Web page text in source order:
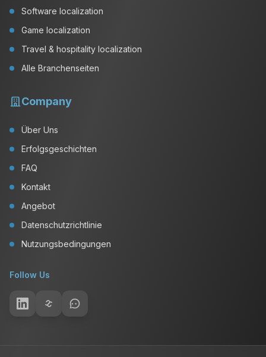
Software localization
Game localization
Travel & hospitality localization
Alle Branchenseiten
Company
Über Uns
Erfolgsgeschichten
FAQ
Kontakt
Angebot
Datenschutzrichtlinie
Nutzungsbedingungen
Follow Us